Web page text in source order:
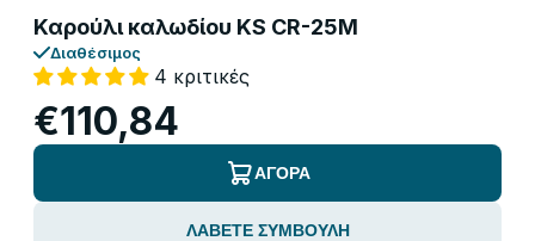
Καρούλι καλωδίου KS CR-25M
Διαθέσιμος
4 κριτικές
€110,84
ΑΓΟΡΆ
ΛΆΒΕΤΕ ΣΥΜΒΟΥΛΉ